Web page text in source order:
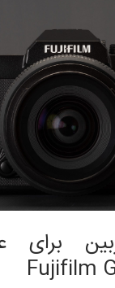
برای
Fujifilm